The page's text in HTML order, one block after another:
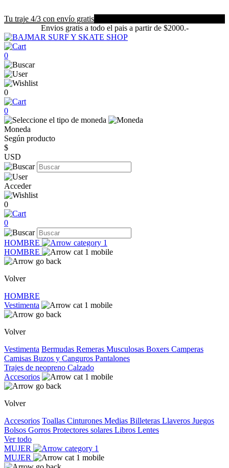
Tu traje 4/3 con envío gratis
Envios gratis a todo el pais a partir de $2000.-
0
0
0
Moneda
Según producto
$
USD
Acceder
0
0
HOMBRE
HOMBRE
Volver
HOMBRE
Vestimenta
Volver
Vestimenta Bermudas Remeras Musculosas Boxers Camperas
Camisas Buzos y Canguros Pantalones
Trajes de neopreno Calzado
Accesorios
Volver
Accesorios Toallas Cinturones Medias Billeteras Llaveros Juegos
Bolsos Gorros Protectores solares Libros Lentes
Ver todo
MUJER
MUJER